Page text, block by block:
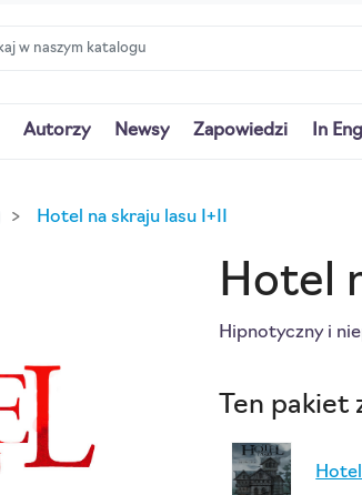
Autorzy Newsy Zapowiedzi In
Hotel na skraju lasu I+II
Hotel
Hipnotyczny i
Ten pakiet